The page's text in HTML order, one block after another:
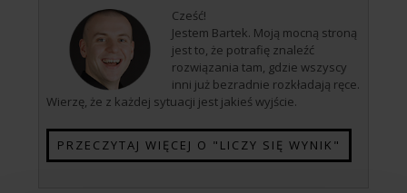
Cześć!
Jestem Bartek. Moją mocną stroną
jest to, że potrafię znaleźć
rozwiązania tam, gdzie wszyscy
inni już bezradnie rozkładają ręce.
Wierzę, że z każdej sytuacji jest jakieś wyjście.
PRZECZYTAJ WIĘCEJ O "LICZY SIĘ WYNIK"